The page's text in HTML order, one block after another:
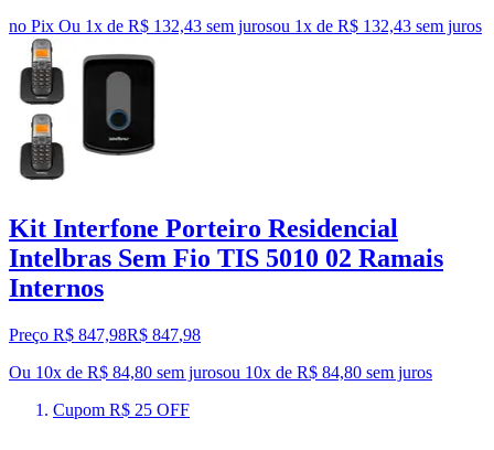
no Pix Ou 1x de R$ 132,43 sem jurosou 1x de R$ 132,43 sem juros
Kit Interfone Porteiro Residencial
Intelbras Sem Fio TIS 5010 02 Ramais
Internos
Preço R$ 847,98R$ 847,98
Ou 10x de R$ 84,80 sem jurosou 10x de R$ 84,80 sem juros
Cupom R$ 25 OFF